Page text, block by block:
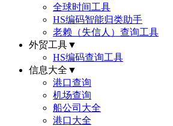
全球时间工具
HS编码智能归类助手
老赖（失信人）查询工具
外贸工具▼
HS编码查询工具
信息大全 ▼
港口查询
机场查询
船公司大全
港口大全